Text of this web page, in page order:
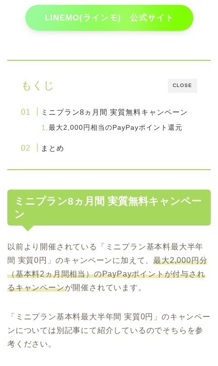
LINEMO(ラインモ) 公式サイト
CLOSE
もくじ
ミニプラン8ヵ月間 実質無料キャンペーン
最大2,000円相当のPayPayポイント還元
まとめ
ミニプラン8ヵ月間 実質無料キャンペー
ン
以前より開催されている「ミニプラン基本料最大半年
間 実質0円」のキャンペーンに加えて、最大2,000円分
（基本料2ヵ月間相当）のPayPayポイントが付与され
るキャンペーンが開催されています。
「ミニプラン基本料最大半年間 実質0円」のキャンペー
ンについては別記事にて紹介しているのでそちらを参
考ください。